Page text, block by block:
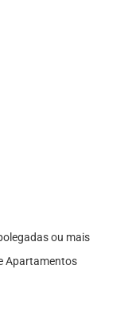
ou mais
Apartamentos